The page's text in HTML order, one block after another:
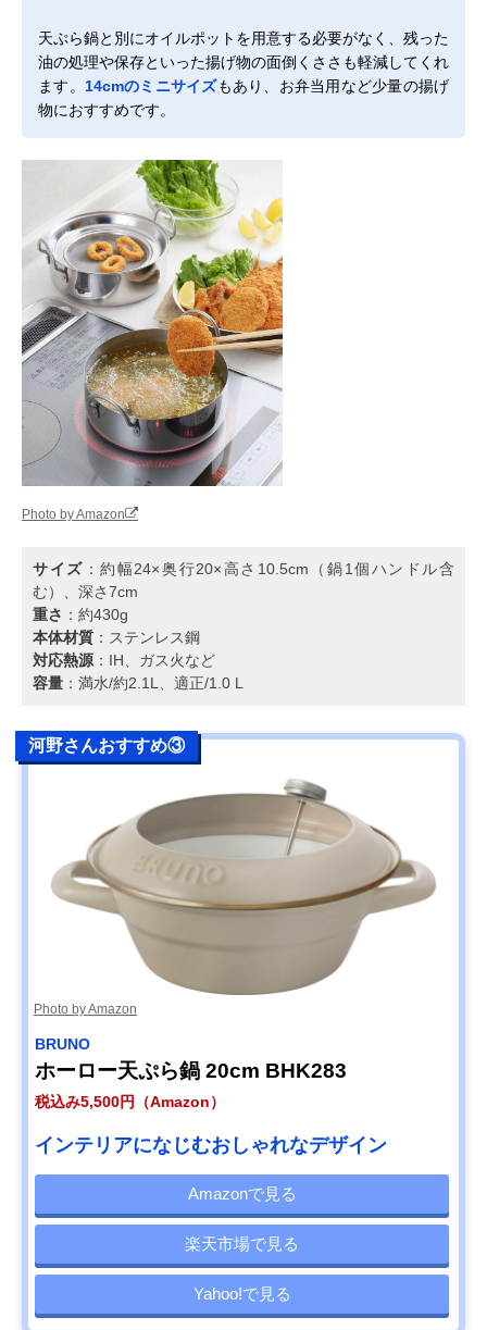
天ぷら鍋と別にオイルポットを用意する必要がなく、残った
油の処理や保存といった揚げ物の面倒くささも軽減してくれ
ます。 14cmのミニサイズもあり、お弁当用など少量の揚げ
物におすすめです。
Photo by Amazon
サイズ ：約幅24×奥行20×高さ10.5cm（鍋1個ハンドル含
む）、深さ7cm
重さ ：約430g
本体材質 ：ステンレス鋼
対応熱源 ：IH、ガス火など
容量 ：満水/約2.1L、適正/1.0 L
河野さんおすすめ③
Photo by Amazon
BRUNO
ホーロー天ぷら鍋 20cm BHK283
税込み5,500円（Amazon）
インテリアになじむおしゃれなデザイン
Amazonで見る
楽天市場で見る
Yahoo!で見る